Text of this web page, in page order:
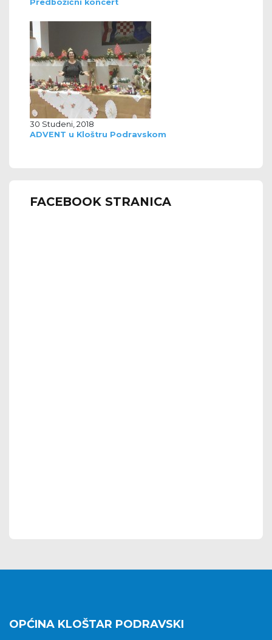
Predbožićni koncert
30 Studeni, 2018
ADVENT u Kloštru Podravskom
FACEBOOK STRANICA
OPĆINA KLOŠTAR PODRAVSKI